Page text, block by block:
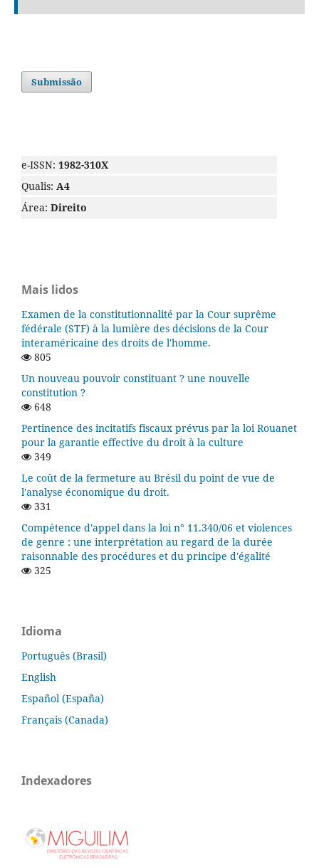
Submissão
e-ISSN: 1982-310X
Qualis: A4
Área: Direito
Mais lidos
Examen de la constitutionnalité par la Cour suprême
fédérale (STF) à la lumière des décisions de la Cour
interaméricaine des droits de l'homme.
805
Un nouveau pouvoir constituant ? une nouvelle
constitution ?
648
Pertinence des incitatifs fiscaux prévus par la loi Rouanet
pour la garantie effective du droit à la culture
349
Le coût de la fermeture au Brésil du point de vue de
l'analyse économique du droit.
331
Compétence d'appel dans la loi n° 11.340/06 et violences
de genre : une interprétation au regard de la durée
raisonnable des procédures et du principe d'égalité
325
Idioma
Português (Brasil)
English
Español (España)
Français (Canada)
Indexadores